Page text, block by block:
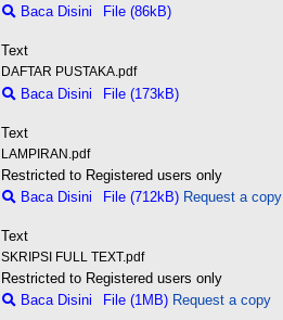
Baca Disini File (86kB)
Text
DAFTAR PUSTAKA.pdf
Baca Disini File (173kB)
Text
LAMPIRAN.pdf
Restricted to Registered users only
Baca Disini
File (712kB) Request a copy
Text
SKRIPSI FULL TEXT.pdf
Restricted to Registered users only
Baca Disini
File (1MB) Request a copy